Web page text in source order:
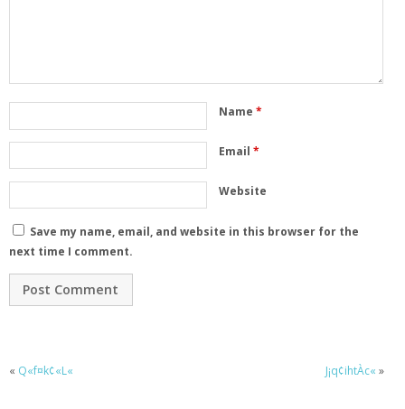
Name *
Email *
Website
Save my name, email, and website in this browser for the
next time I comment.
« Q«f¤k¢«L« J¡q¢ihtÀc« »